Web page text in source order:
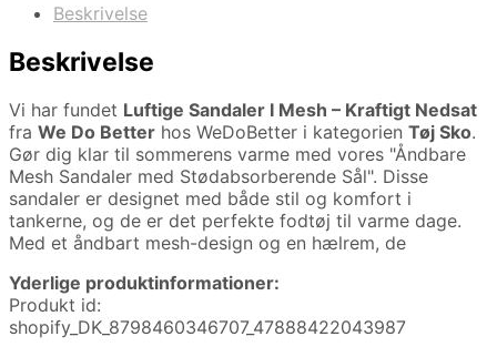
Beskrivelse
Beskrivelse
Vi har fundet Luftige Sandaler I Mesh – Kraftigt Nedsat
fra We Do Better hos WeDoBetter i kategorien Tøj Sko.
Gør dig klar til sommerens varme med vores "Åndbare
Mesh Sandaler med Stødabsorberende Sål". Disse
sandaler er designet med både stil og komfort i
tankerne, og de er det perfekte fodtøj til varme dage.
Med et åndbart mesh-design og en hælrem, de
Yderlige produktinformationer:
Produkt id:
shopify_DK_8798460346707_47888422043987